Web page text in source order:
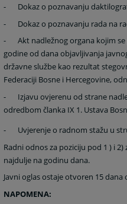
-
Dokaz o poznavanju
-
Dokaz o poznavanju rada na
-
Akt nadležnog organa kojim
godine od dana objavljivanja
državne službe kao rezultat
Federaciji Bosne i Hercegovine,
-
Izjavu ovjerenu od strane
odredbom članka IX 1. Ustava
-
Uvjerenje o radnom stažu u
Radni odnos za poziciju pod 1 ) i
najdulje na godinu dana.
Javni oglas ostaje otvoren 15
NAPOMENA: